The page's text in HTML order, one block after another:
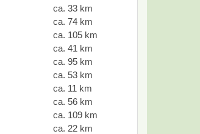
ca. 33 km
ca. 74 km
ca. 105 km
ca. 41 km
ca. 95 km
ca. 53 km
ca. 11 km
ca. 56 km
ca. 109 km
ca. 22 km